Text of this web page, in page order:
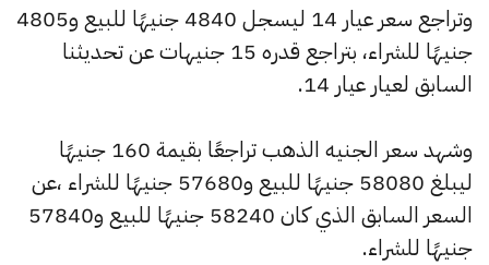
وتراجع سعر عيار 14 ليسجل 4840 جنيهًا للبيع و4805
جنيهًا للشراء، بتراجع قدره 15 جنيهات عن تحديثنا
السابق لعيار عيار 14.
وشهد سعر الجنيه الذهب تراجعًا بقيمة 160 جنيهًا
ليبلغ 58080 جنيهًا للبيع و57680 جنيهًا للشراء ،عن
السعر السابق الذي كان 58240 جنيهًا للبيع و57840
جنيهًا للشراء.